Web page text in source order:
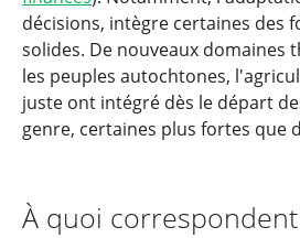
décisions, intègre certaines des
solides. De nouveaux domaines
les peuples autochtones,
juste ont intégré dès le départ
genre, certaines plus fortes que
À quoi